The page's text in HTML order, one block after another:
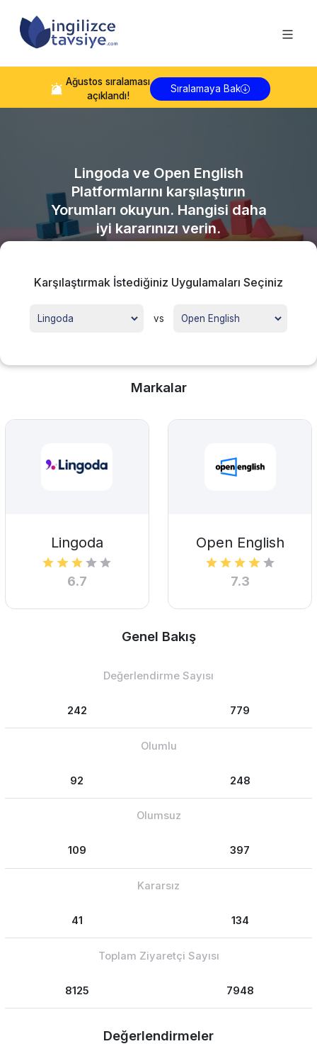
Ağustos sıralaması
açıklandı!
Sıralamaya Bak
Lingoda ve Open English
Platformlarını karşılaştırın
Yorumları okuyun. Hangisi daha
iyi kararınızı verin.
Karşılaştırmak İstediğiniz Uygulamaları Seçiniz
vs
Markalar
Lingoda
6.7
Open English
7.3
Genel Bakış
Değerlendirme Sayısı
242 779
Olumlu
92 248
Olumsuz
109 397
Kararsız
41 134
Toplam Ziyaretçi Sayısı
8125 7948
Değerlendirmeler